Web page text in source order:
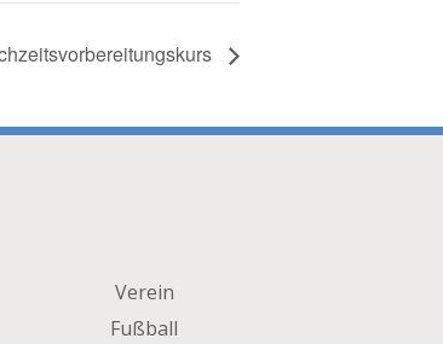
Verein
Fußball